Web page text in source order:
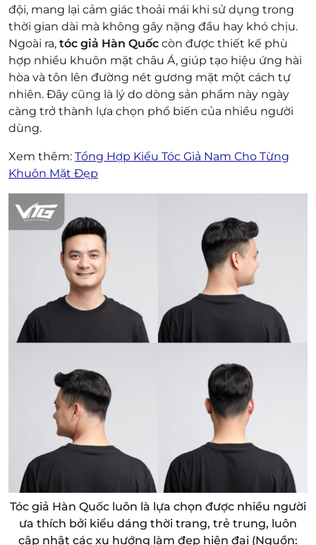
đội, mang lại cảm giác thoải mái khi sử dụng trong
thời gian dài mà không gây nặng đầu hay khó chịu.
Ngoài ra, tóc giả Hàn Quốc còn được thiết kế phù
hợp nhiều khuôn mặt châu Á, giúp tạo hiệu ứng hài
hòa và tôn lên đường nét gương mặt một cách tự
nhiên. Đây cũng là lý do dòng sản phẩm này ngày
càng trở thành lựa chọn phổ biến của nhiều người
dùng.
Xem thêm: Tổng Hợp Kiểu Tóc Giả Nam Cho Từng
Khuôn Mặt Đẹp
Tóc giả Hàn Quốc luôn là lựa chọn được nhiều người
ưa thích bởi kiểu dáng thời trang, trẻ trung, luôn
cập nhật các xu hướng làm đẹp hiện đại (Nguồn: